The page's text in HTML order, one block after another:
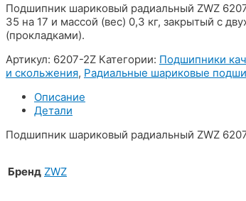
Подшипник шариковый радиальный ZWZ
35 на 17 и массой (вес) 0,3 кг, закрытый с
(прокладками).
Артикул: 6207-2Z Категории: Подшипники
и скольжения, Радиальные шариковые
Описание
Детали
Подшипник шариковый радиальный ZWZ
Бренд ZWZ